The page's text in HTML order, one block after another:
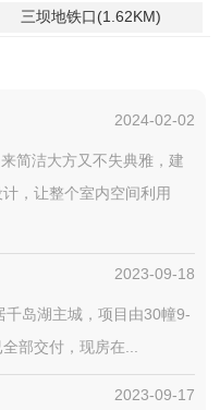
三坝地铁口(1.62KM)
2024-02-02
简洁大方又不失典雅，建
，让整个室内空间利用
2023-09-18
千岛湖主城，项目由30幢9-
部交付，现房在...
2023-09-17